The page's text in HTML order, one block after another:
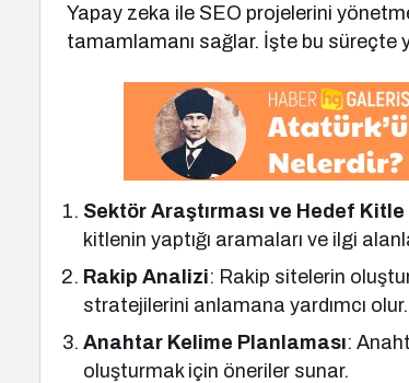
Yapay zeka ile SEO projelerini
tamamlamanı sağlar. İşte bu süreçte
Sektör Araştırması ve Hedef
kitlenin yaptığı aramaları ve ilgi
Rakip Analizi: Rakip sitelerin
stratejilerini anlamana yardımcı olur.
Anahtar Kelime Planlaması:
oluşturmak için öneriler sunar.